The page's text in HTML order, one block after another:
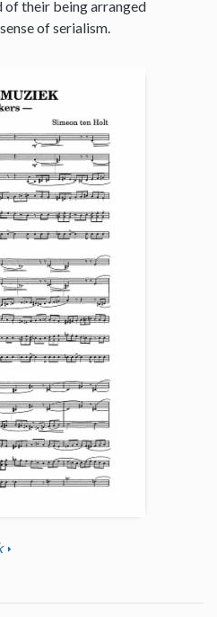
their being arranged
of serialism.